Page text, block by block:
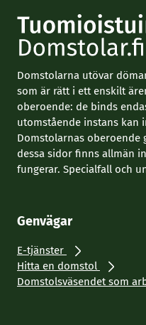
Domstolarna utövar
som är rätt i ett enskilt
oberoende: de binds
utomstående instans kan
Domstolarnas oberoende
dessa sidor finns allmän
fungerar. Specialfall och
Genvägar
E-tjänster
Hitta en domstol
Domstolsväsendet som